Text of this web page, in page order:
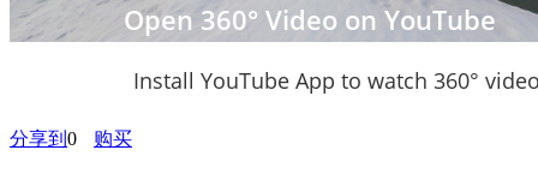
Open 360° Video on YouTube
Install YouTube App to watch 360°
分享到 0 购买